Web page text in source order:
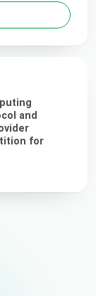
and
for